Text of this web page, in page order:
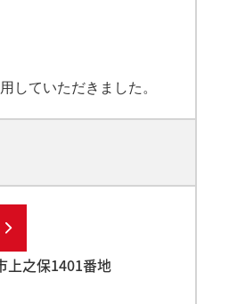
していただきました。
上之保1401番地